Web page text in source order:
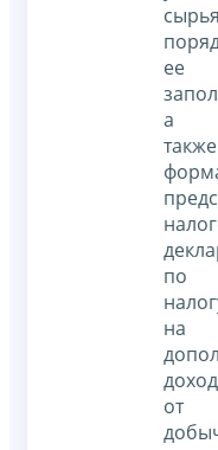
ее
а
также
по
на
доход
от